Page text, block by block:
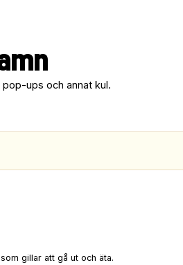
pop-ups och annat kul.
gillar att gå ut och äta.